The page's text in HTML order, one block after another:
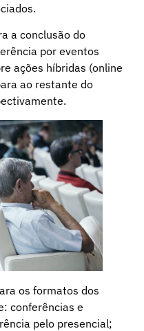
a conclusão do
por eventos
ações híbridas (online
ao restante do
os formatos dos
conferências e
pelo presencial;